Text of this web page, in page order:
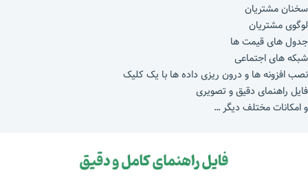
سخنان مشتریان
لوگوی مشتریان
جدول های قیمت ها
شبکه های اجتماعی
نصب افزونه ها و درون ریزی داده ها با یک کلیک
فایل راهنمای دقیق و تصویری
و امکانات مختلف دیگر …